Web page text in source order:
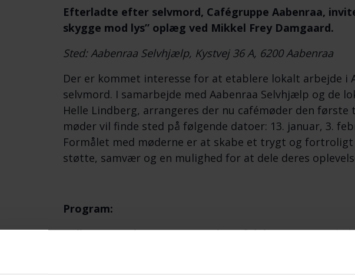
Efterladte efter selvmord, Cafégruppe Aabenraa,
skygge mod lys” oplæg ved Mikkel Frey Damgaard.
Sted: Aabenraa Selvhjælp, Kystvej 36 A, 6200 Aabenraa
Der er kommet interesse for at etablere lokalt arbejde i
selvmord. I samarbejde med Aabenraa Selvhjælp og de
Helle Lindberg, arrangeres der nu cafémøder den første
møder vil finde sted på følgende datoer: 13. januar, 3.
Formålet med møderne er at skabe et trygt og
støtte, samvær og en mulighed for at dele deres
Program:
Velkomst og kort præsentation af deltagerne– ved